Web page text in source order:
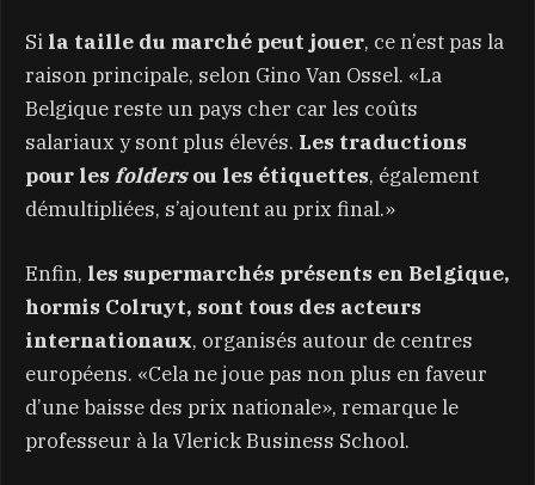
Si la taille du marché peut jouer, ce n’est pas la
raison principale, selon Gino Van Ossel. «La
Belgique reste un pays cher car les coûts
salariaux y sont plus élevés. Les traductions
pour les foldersou les étiquettes, également
démultipliées, s’ajoutent au prix final.»
Enfin, les supermarchés présents en Belgique,
hormis Colruyt, sont tous des acteurs
internationaux, organisés autour de centres
européens. «Cela ne joue pas non plus en faveur
d’une baisse des prix nationale», remarque le
professeur à la Vlerick Business School.